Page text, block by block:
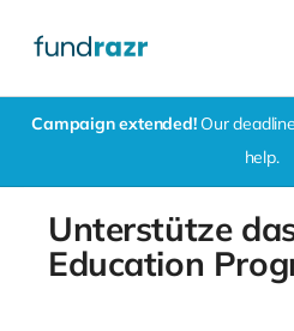
Campaign extended!Our
help.
Unterstütze
Education